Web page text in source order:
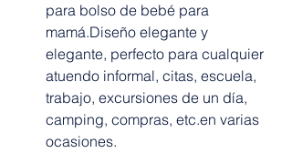
para bolso de bebé para
mamá.Diseño elegante y
elegante, perfecto para cualquier
atuendo informal, citas, escuela,
trabajo, excursiones de un día,
camping, compras, etc.en varias
ocasiones.